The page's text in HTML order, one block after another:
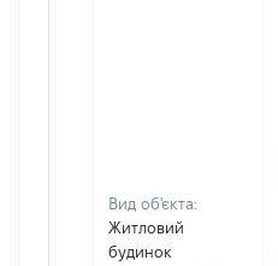
Вид об'єкта:
Житловий
будинок